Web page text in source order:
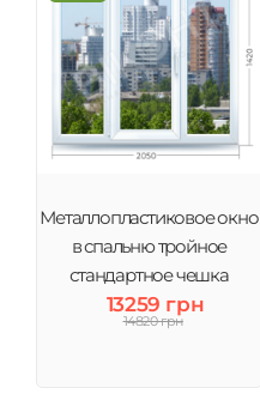
Металлопластиковое окно
в спальню тройное
стандартное чешка
13259 грн
14820 грн